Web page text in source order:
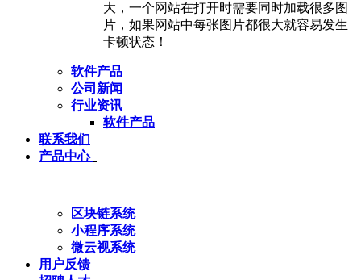
大，一个网站在打开时需要同时加载很多图
片，如果网站中每张图片都很大就容易发生
卡顿状态！
软件产品
公司新闻
行业资讯
软件产品
联系我们
产品中心
区块链系统
小程序系统
微云视系统
用户反馈